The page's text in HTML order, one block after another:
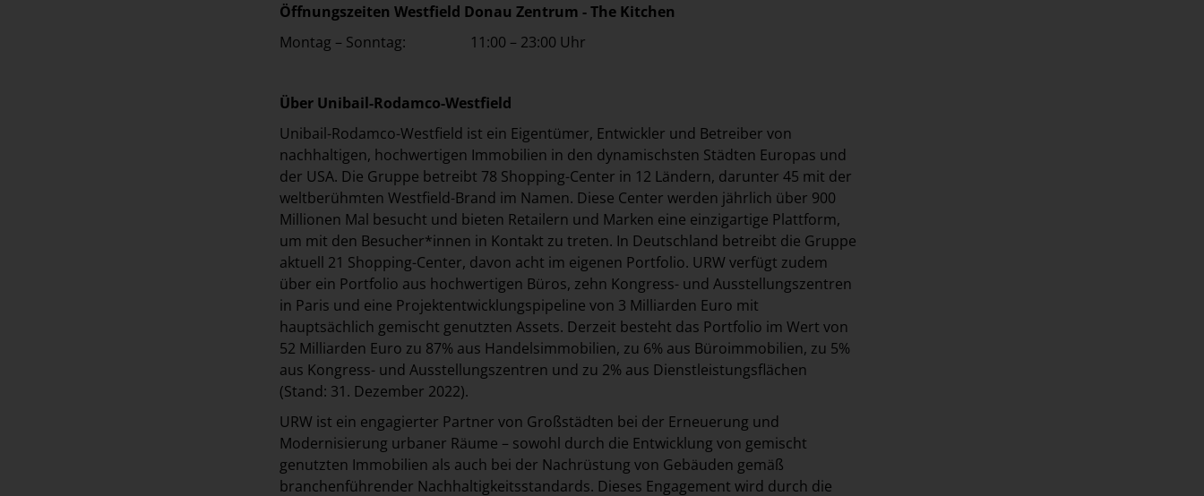
Öffnungszeiten Westfield Donau Zentrum - The Kitchen
Montag – Sonntag: 11:00 – 23:00 Uhr
Über Unibail-Rodamco-Westfield
Unibail-Rodamco-Westfield ist ein Eigentümer, Entwickler und Betreiber von
nachhaltigen, hochwertigen Immobilien in den dynamischsten Städten Europas und
der USA. Die Gruppe betreibt 78 Shopping-Center in 12 Ländern, darunter 45 mit der
weltberühmten Westfield-Brand im Namen. Diese Center werden jährlich über 900
Millionen Mal besucht und bieten Retailern und Marken eine einzigartige Plattform,
um mit den Besucher*innen in Kontakt zu treten. In Deutschland betreibt die Gruppe
aktuell 21 Shopping-Center, davon acht im eigenen Portfolio. URW verfügt zudem
über ein Portfolio aus hochwertigen Büros, zehn Kongress- und Ausstellungszentren
in Paris und eine Projektentwicklungspipeline von 3 Milliarden Euro mit
hauptsächlich gemischt genutzten Assets. Derzeit besteht das Portfolio im Wert von
52 Milliarden Euro zu 87% aus Handelsimmobilien, zu 6% aus Büroimmobilien, zu 5%
aus Kongress- und Ausstellungszentren und zu 2% aus Dienstleistungsflächen
(Stand: 31. Dezember 2022).
URW ist ein engagierter Partner von Großstädten bei der Erneuerung und
Modernisierung urbaner Räume – sowohl durch die Entwicklung von gemischt
genutzten Immobilien als auch bei der Nachrüstung von Gebäuden gemäß
branchenführender Nachhaltigkeitsstandards. Dieses Engagement wird durch die